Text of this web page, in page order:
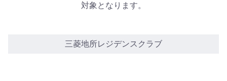
対象となります。
三菱地所レジデンスクラブ